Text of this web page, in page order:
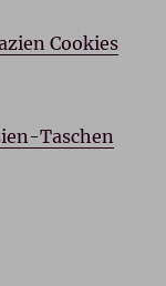
Cookies
Taschen